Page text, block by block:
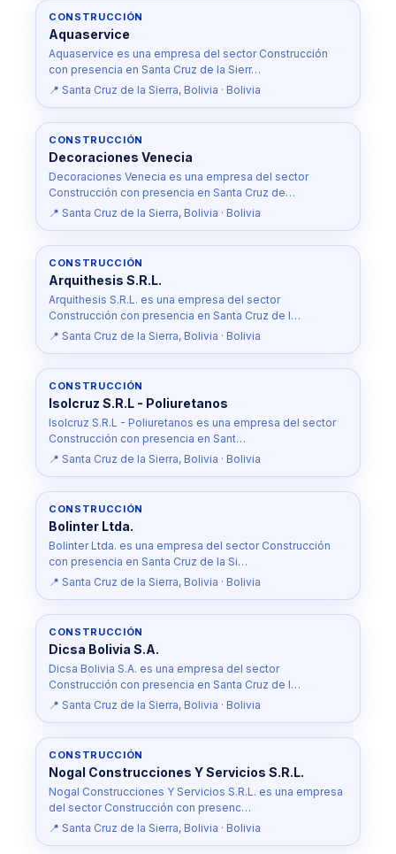
CONSTRUCCIÓN
Aquaservice
Aquaservice es una empresa del sector Construcción
con presencia en Santa Cruz de la Sierr…
📍 Santa Cruz de la Sierra, Bolivia · Bolivia
CONSTRUCCIÓN
Decoraciones Venecia
Decoraciones Venecia es una empresa del sector
Construcción con presencia en Santa Cruz de…
📍 Santa Cruz de la Sierra, Bolivia · Bolivia
CONSTRUCCIÓN
Arquithesis S.R.L.
Arquithesis S.R.L. es una empresa del sector
Construcción con presencia en Santa Cruz de l…
📍 Santa Cruz de la Sierra, Bolivia · Bolivia
CONSTRUCCIÓN
Isolcruz S.R.L - Poliuretanos
Isolcruz S.R.L - Poliuretanos es una empresa del sector
Construcción con presencia en Sant…
📍 Santa Cruz de la Sierra, Bolivia · Bolivia
CONSTRUCCIÓN
Bolinter Ltda.
Bolinter Ltda. es una empresa del sector Construcción
con presencia en Santa Cruz de la Si…
📍 Santa Cruz de la Sierra, Bolivia · Bolivia
CONSTRUCCIÓN
Dicsa Bolivia S.A.
Dicsa Bolivia S.A. es una empresa del sector
Construcción con presencia en Santa Cruz de l…
📍 Santa Cruz de la Sierra, Bolivia · Bolivia
CONSTRUCCIÓN
Nogal Construcciones Y Servicios S.R.L.
Nogal Construcciones Y Servicios S.R.L. es una empresa
del sector Construcción con presenc…
📍 Santa Cruz de la Sierra, Bolivia · Bolivia